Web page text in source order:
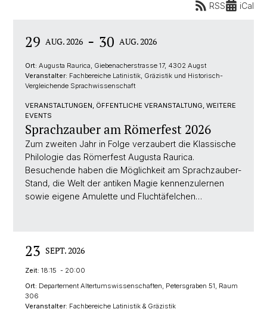
RSS iCal
29 AUG. 2026 - 30 AUG. 2026
Ort: Augusta Raurica, Giebenacherstrasse 17, 4302 Augst
Veranstalter: Fachbereiche Latinistik, Gräzistik und Historisch-
Vergleichende Sprachwissenschaft
VERANSTALTUNGEN, ÖFFENTLICHE VERANSTALTUNG, WEITERE
EVENTS
Sprachzauber am Römerfest 2026
Zum zweiten Jahr in Folge verzaubert die Klassische
Philologie das Römerfest Augusta Raurica.
Besuchende haben die Möglichkeit am Sprachzauber-
Stand, die Welt der antiken Magie kennenzulernen
sowie eigene Amulette und Fluchtäfelchen…
23 SEPT. 2026
Zeit: 18:15 - 20:00
Ort: Departement Altertumswissenschaften, Petersgraben 51, Raum
306
Veranstalter: Fachbereiche Latinistik & Gräzistik